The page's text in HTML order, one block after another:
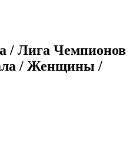
/ Лига Чемпионов
/ Женщины /